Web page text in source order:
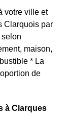
votre ville et
Clarquois par
maison,
* La
de
à Clarques